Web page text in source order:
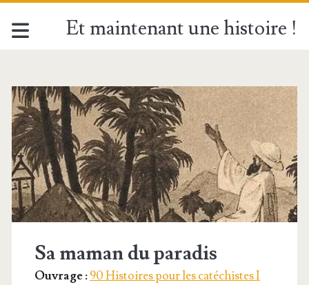
Et maintenant une histoire !
Catégorie :
<span>II.
Les
sept
sacrements</span>
Sa maman du paradis
Ouvrage :90 Histoires pour les catéchistes I